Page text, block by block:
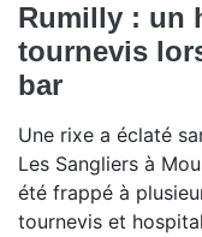
Rumilly : un
tournevis
bar
Une rixe a éclaté
Les Sangliers à
été frappé à
tournevis et